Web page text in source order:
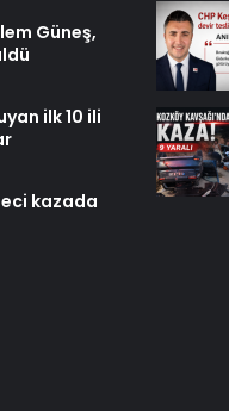
Güneş,
ilk 10 ili
kazada